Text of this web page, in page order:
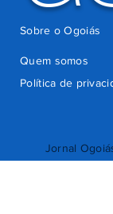
Jornal
Quem somos
Política de
Sobre o Ogoiás